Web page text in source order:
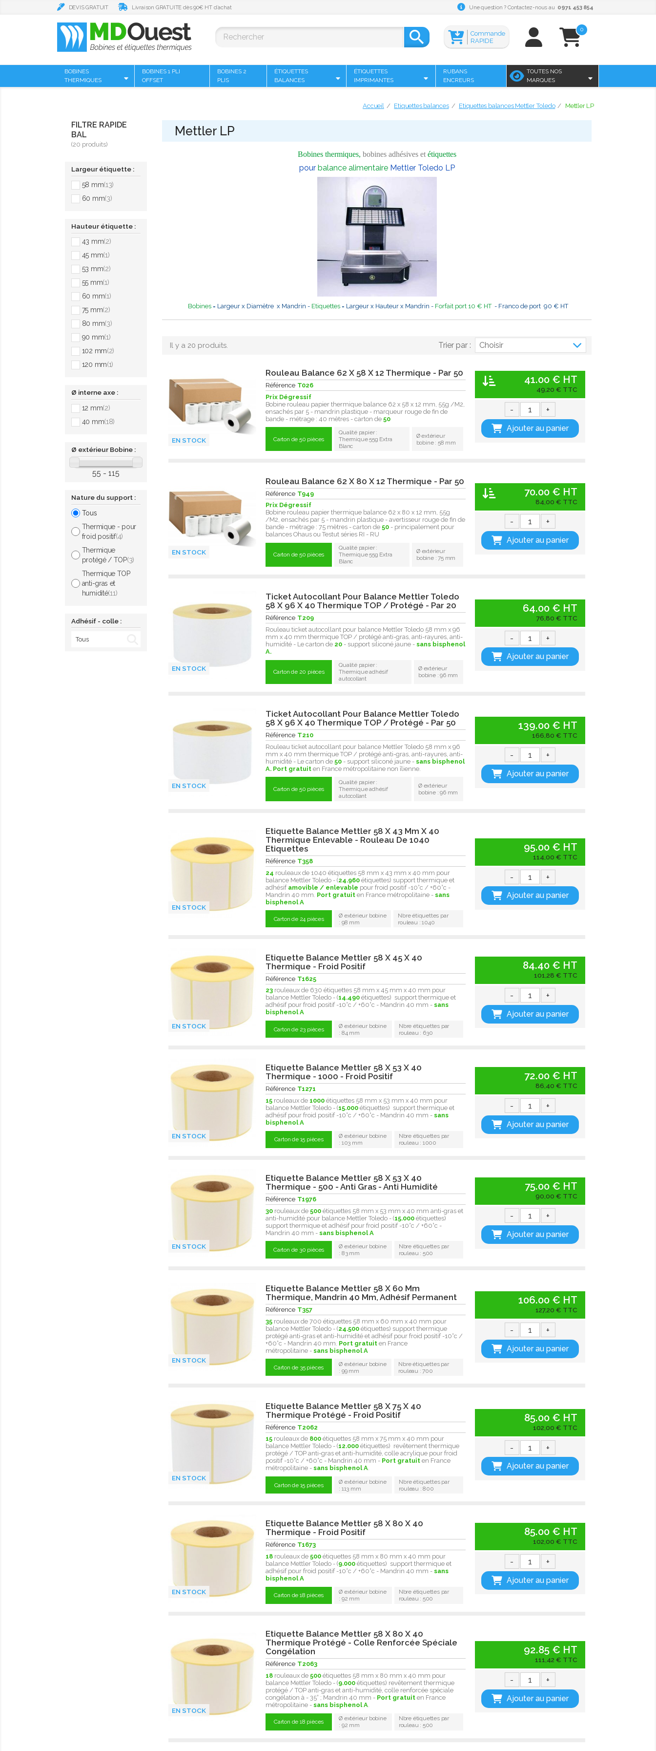
DEVIS GRATUIT Livraison GRATUITE dès 90€ HT d’achat Une question ? Contactez-nous au 0971 453 854
 0
Commande
RAPIDE
BOBINES
THERMIQUES
BOBINES 1 PLI
OFFSET
BOBINES 2
PLIS
ÉTIQUETTES
BALANCES
ÉTIQUETTES
IMPRIMANTES
RUBANS
ENCREURS
TOUTES NOS
MARQUES
Accueil Etiquettes balances Etiquettes balances Mettler Toledo Mettler LP
FILTRE RAPIDE
BAL
(20 produits)
Largeur étiquette :
58 mm(13)
60 mm(3)
Hauteur étiquette :
43 mm(2)
45 mm(1)
53 mm(2)
55 mm(1)
60 mm(1)
75 mm(2)
80 mm(3)
90 mm(1)
102 mm(2)
120 mm(1)
Ø interne axe :
12 mm(2)
40 mm(18)
Ø extérieur Bobine :
55 - 115
Nature du support :
Tous
Thermique - pour
froid positif(4)
Thermique
protégé / TOP(3)
Thermique TOP
anti-gras et
humidité(11)
Adhésif - colle :
Mettler LP
Bobines thermiques, bobines adhésives et étiquettes
pour balance alimentaireMettler Toledo LP
Bobines= Largeur x Diamètre x Mandrin - Etiquettes= Largeur x Hauteur x Mandrin - Forfait port 10 € HT- Franco de port 90 € HT
Il y a 20 produits. Trier par : Choisir
EN STOCK
Rouleau Balance 62 X 58 X 12 Thermique - Par 50
Référence T026
Prix Dégressif
Bobine rouleau papier thermique balance 62 x 58 x 12 mm, 55g /M2,
ensachés par 5 - mandrin plastique - marqueur rouge de fin de
bande - métrage : 40 mètres - carton de50
Carton de 50 pièces
Qualité papier :
Thermique 55g Extra
Blanc
Ø extérieur
bobine : 58 mm
41.00 € HT
49,20 € TTC
- +
Ajouter au panier
EN STOCK
Rouleau Balance 62 X 80 X 12 Thermique - Par 50
Référence T949
Prix Dégressif
Bobine rouleau papier thermique balance 62 x 80 x 12 mm, 55g
/M2, ensachés par 5 - mandrin plastique - avertisseur rouge de fin de
bande - métrage : 75 mètres - carton de50 - principalement pour
balances Ohaus ou Testut séries RI - RU
Carton de 50 pièces
Qualité papier :
Thermique 55g Extra
Blanc
Ø extérieur
bobine : 75 mm
70.00 € HT
84,00 € TTC
- +
Ajouter au panier
EN STOCK
Ticket Autocollant Pour Balance Mettler Toledo
58 X 96 X 40 Thermique TOP / Protégé - Par 20
Référence T209
Rouleau ticket autocollant pour balance Mettler Toledo 58 mm x 96
mm x 40 mm thermique TOP / protégé anti-gras, anti-rayures, anti-
humidité - Le carton de 20 - support siliconé jaune -sans bisphenol
A.
Carton de 20 pièces
Qualité papier :
Thermique adhésif
autocollant
Ø extérieur
bobine : 96 mm
64.00 € HT
76,80 € TTC
- +
Ajouter au panier
EN STOCK
Ticket Autocollant Pour Balance Mettler Toledo
58 X 96 X 40 Thermique TOP / Protégé - Par 50
Référence T210
Rouleau ticket autocollant pour balance Mettler Toledo 58 mm x 96
mm x 40 mm thermique TOP / protégé anti-gras, anti-rayures, anti-
humidité - Le carton de50 - support siliconé jaune -sans bisphenol
A. Port gratuit en France métropolitaine non îlienne.
Carton de 50 pièces
Qualité papier :
Thermique adhésif
autocollant
Ø extérieur
bobine : 96 mm
139.00 € HT
166,80 € TTC
- +
Ajouter au panier
EN STOCK
Etiquette Balance Mettler 58 X 43 Mm X 40
Thermique Enlevable - Rouleau De 1040
Etiquettes
Référence T358
24 rouleaux de 1040 étiquettes 58 mm x 43 mm x 40 mm pour
balance Mettler Toledo - (24.960 étiquettes) support thermique et
adhésif amovible / enlevable pour froid positif -10°c / +60°c -
Mandrin 40 mm. Port gratuit en France métropolitaine -sans
bisphenol A
Carton de 24 pièces
Ø extérieur bobine
: 98 mm
Nbre étiquettes par
rouleau : 1040
95.00 € HT
114,00 € TTC
- +
Ajouter au panier
EN STOCK
Etiquette Balance Mettler 58 X 45 X 40
Thermique - Froid Positif
Référence T1625
23 rouleaux de 630 étiquettes 58 mm x 45 mm x 40 mm pour
balance Mettler Toledo - (14.490 étiquettes) support thermique et
adhésif pour froid positif -10°c / +60°c - Mandrin 40 mm -sans
bisphenol A
Carton de 23 pièces
Ø extérieur bobine
: 84 mm
Nbre étiquettes par
rouleau : 630
84.40 € HT
101,28 € TTC
- +
Ajouter au panier
EN STOCK
Etiquette Balance Mettler 58 X 53 X 40
Thermique - 1000 - Froid Positif
Référence T1271
15 rouleaux de 1000 étiquettes 58 mm x 53 mm x 40 mm pour
balance Mettler Toledo - (15.000 étiquettes) support thermique et
adhésif pour froid positif -10°c / +60°c - Mandrin 40 mm -sans
bisphenol A
Carton de 15 pièces
Ø extérieur bobine
: 103 mm
Nbre étiquettes par
rouleau : 1000
72.00 € HT
86,40 € TTC
- +
Ajouter au panier
EN STOCK
Etiquette Balance Mettler 58 X 53 X 40
Thermique - 500 - Anti Gras - Anti Humidité
Référence T1976
30 rouleaux de500 étiquettes 58 mm x 53 mm x 40 mm anti-gras et
anti-humidité pour balance Mettler Toledo - (15.000 étiquettes)
support thermique et adhésif pour froid positif -10°c / +60°c -
Mandrin 40 mm -sans bisphenol A
Carton de 30 pièces
Ø extérieur bobine
: 83 mm
Nbre étiquettes par
rouleau : 500
75.00 € HT
90,00 € TTC
- +
Ajouter au panier
EN STOCK
Etiquette Balance Mettler 58 X 60 Mm
Thermique, Mandrin 40 Mm, Adhésif Permanent
Référence T357
35 rouleaux de 700 étiquettes 58 mm x 60 mm x 40 mm pour
balance Mettler Toledo - (24.500 étiquettes) support thermique
protégé anti-gras et anti-humidité et adhésif pour froid positif -10°c /
+60°c - Mandrin 40 mm. Port gratuit en France
métropolitaine -sans bisphenol A
Carton de 35 pièces
Ø extérieur bobine
: 99 mm
Nbre étiquettes par
rouleau : 700
106.00 € HT
127,20 € TTC
- +
Ajouter au panier
EN STOCK
Etiquette Balance Mettler 58 X 75 X 40
Thermique Protégé - Froid Positif
Référence T2062
15 rouleaux de 800 étiquettes 58 mm x 75 mm x 40 mm pour
balance Mettler Toledo - (12.000 étiquettes) revêtement thermique
protégé / TOP anti-gras et anti-humidité, colle acrylique pour froid
positif -10°c / +60°c - Mandrin 40 mm - Port gratuit en France
métropolitaine -sans bisphenol A.
Carton de 15 pièces
Ø extérieur bobine
: 113 mm
Nbre étiquettes par
rouleau : 800
85.00 € HT
102,00 € TTC
- +
Ajouter au panier
EN STOCK
Etiquette Balance Mettler 58 X 80 X 40
Thermique - Froid Positif
Référence T1673
18 rouleaux de500 étiquettes 58 mm x 80 mm x 40 mm pour
balance Mettler Toledo - (9.000 étiquettes) support thermique et
adhésif pour froid positif -10°c / +60°c - Mandrin 40 mm -sans
bisphenol A
Carton de 18 pièces
Ø extérieur bobine
: 92 mm
Nbre étiquettes par
rouleau : 500
85.00 € HT
102,00 € TTC
- +
Ajouter au panier
EN STOCK
Etiquette Balance Mettler 58 X 80 X 40
Thermique Protégé - Colle Renforcée Spéciale
Congélation
Référence T2063
18 rouleaux de500 étiquettes 58 mm x 80 mm x 40 mm pour
balance Mettler Toledo - (9.000 étiquettes) revêtement thermique
protégé / TOP anti-gras et anti-humidité, colle renforcée spéciale
congélation à - 35° ; Mandrin 40 mm - Port gratuit en France
métropolitaine -sans bisphenol A
Carton de 18 pièces
Ø extérieur bobine
: 92 mm
Nbre étiquettes par
rouleau : 500
92.85 € HT
111,42 € TTC
- +
Ajouter au panier